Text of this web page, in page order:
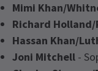
Mimi Khan/
Richard Holland/
Hassan Khan/
Joni Mitchell -